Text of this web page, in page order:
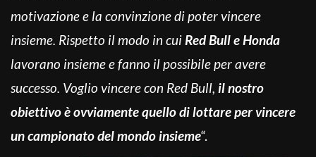
motivazione e la convinzione di poter vincere
insieme. Rispetto il modo in cui Red Bull e Honda
lavorano insieme e fanno il possibile per avere
successo. Voglio vincere con Red Bull, il nostro
obiettivo è ovviamente quello di lottare per vincere
un campionato del mondo insieme“.